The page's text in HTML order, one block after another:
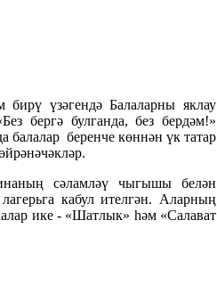
бирү үзәгендә Балаларны яклау
бергә булганда, без бердәм!»
балалар беренче көннән үк татар
сәламләү чыгышы белән
кабул ителгән. Аларның
ике - «Шатлык» һәм «Салават